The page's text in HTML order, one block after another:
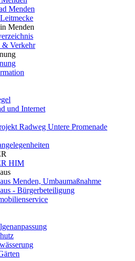
Menden
Menden
& Verkehr
und Internet
Radweg Untere Promenade
HIM
Menden, Umbaumaßnahme
- Bürgerbeteiligung